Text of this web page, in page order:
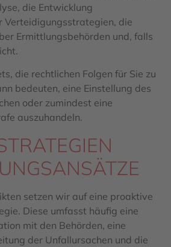
die Entwicklung
Verteidigungsstrategien, die
Ermittlungsbehörden und, falls
die rechtlichen Folgen für Sie zu
bedeuten, eine Einstellung des
oder zumindest eine
auszuhandeln.
setzen wir auf eine proaktive
Diese umfasst häufig eine
mit den Behörden, eine
der Unfallursachen und die